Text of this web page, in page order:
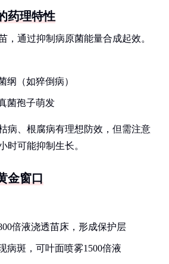
药理特性
，通过抑制病原菌能量合成起效。
纲（如猝倒病）
菌孢子萌发
病、根腐病有理想防效，但需注意
时可能抑制生长。
金窗口
倍液浇透苗床，形成保护层
病斑，可叶面喷雾1500倍液